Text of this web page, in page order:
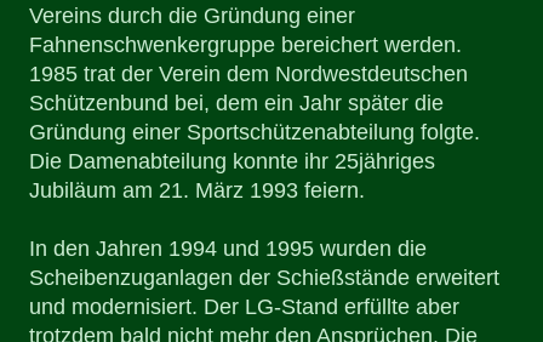
Vereins durch die Gründung einer
Fahnenschwenkergruppe bereichert werden.
1985 trat der Verein dem Nordwestdeutschen
Schützenbund bei, dem ein Jahr später die
Gründung einer Sportschützenabteilung folgte.
Die Damenabteilung konnte ihr 25jähriges
Jubiläum am 21. März 1993 feiern.
In den Jahren 1994 und 1995 wurden die
Scheibenzuganlagen der Schießstände erweitert
und modernisiert. Der LG-Stand erfüllte aber
trotzdem bald nicht mehr den Ansprüchen. Die